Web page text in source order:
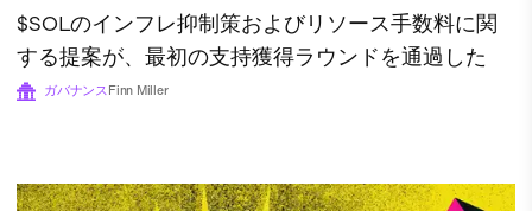
$SOLのインフレ抑制策およびリソース手数料に関
する提案が、最初の支持獲得ラウンドを通過した
ガバナンスFinn Miller